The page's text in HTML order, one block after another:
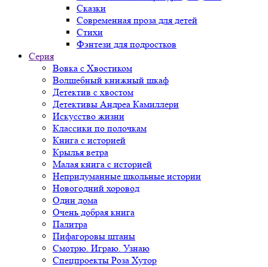
Сказки
Современная проза для детей
Стихи
Фэнтези для подростков
Серия
Вовка с Хвостиком
Волшебный книжный шкаф
Детектив с хвостом
Детективы Андреа Камиллери
Искусство жизни
Классики по полочкам
Книга с историей
Крылья ветра
Малая книга с историей
Непридуманные школьные истории
Новогодний хоровод
Один дома
Очень добрая книга
Палитра
Пифагоровы штаны
Смотрю. Играю. Узнаю
Спецпроекты Роза Хутор